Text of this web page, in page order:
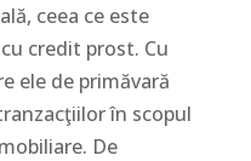
ceea ce este
credit prost. Cu
ele de primăvară
în scopul
De